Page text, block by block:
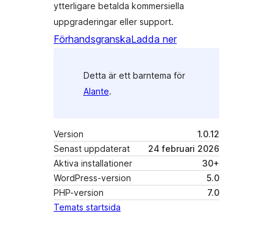
ytterligare betalda kommersiella
uppgraderingar eller support.
FörhandsgranskaLadda ner
Detta är ett barntema för
Alante.
Version
1.0.12
Senast uppdaterat
24 februari 2026
Aktiva installationer
30+
WordPress-version
5.0
PHP-version
7.0
Temats startsida